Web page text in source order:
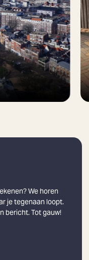
We horen
je tegenaan loopt.
bericht. Tot gauw!